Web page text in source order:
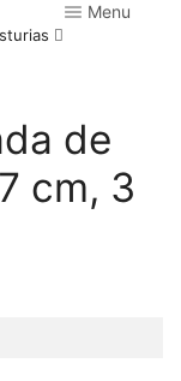
Menu
de
cm, 3